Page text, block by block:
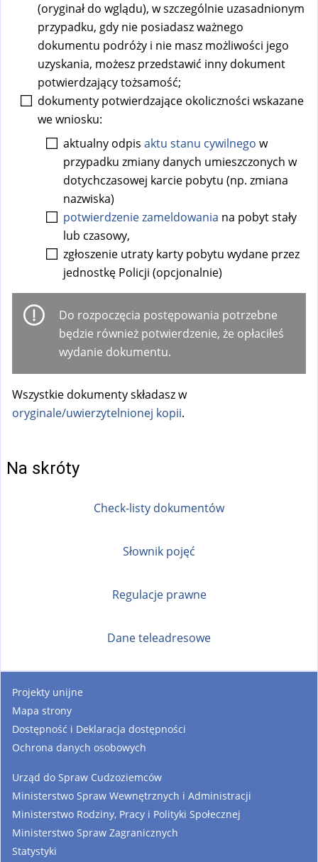
(oryginał do wglądu), w szczególnie uzasadnionym
przypadku, gdy nie posiadasz ważnego
dokumentu podróży i nie masz możliwości jego
uzyskania, możesz przedstawić inny dokument
potwierdzający tożsamość;
dokumenty potwierdzające okoliczności wskazane
we wniosku:
aktualny odpis aktu stanu cywilnego w
przypadku zmiany danych umieszczonych w
dotychczasowej karcie pobytu (np. zmiana
nazwiska)
potwierdzenie zameldowania na pobyt stały
lub czasowy,
zgłoszenie utraty karty pobytu wydane przez
jednostkę Policji (opcjonalnie)
Do rozpoczęcia postępowania potrzebne
będzie również potwierdzenie, że opłaciłeś
wydanie dokumentu.
Wszystkie dokumenty składasz w
oryginale/uwierzytelnionej kopii.
Na skróty
Check-listy dokumentów
Słownik pojęć
Regulacje prawne
Dane teleadresowe
Projekty unijne
Mapa strony
Dostępność i Deklaracja dostępności
Ochrona danych osobowych
Urząd do Spraw Cudzoziemców
Ministerstwo Spraw Wewnętrznych i Administracji
Ministerstwo Rodziny, Pracy i Polityki Społecznej
Ministerstwo Spraw Zagranicznych
Statystyki